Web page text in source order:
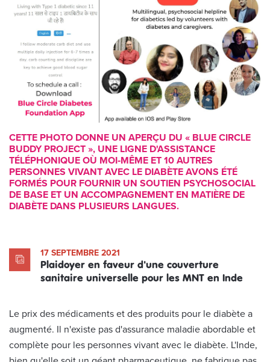
CETTE PHOTO DONNE UN APERÇU DU « BLUE CIRCLE
BUDDY PROJECT », UNE LIGNE D'ASSISTANCE
TÉLÉPHONIQUE OÙ MOI‑MÊME ET 10 AUTRES
PERSONNES VIVANT AVEC LE DIABÈTE AVONS ÉTÉ
FORMÉS POUR FOURNIR UN SOUTIEN PSYCHOSOCIAL
DE BASE ET UN ACCOMPAGNEMENT EN MATIÈRE DE
DIABÈTE DANS PLUSIEURS LANGUES.
17 SEPTEMBRE 2021
Plaidoyer en faveur d'une couverture
sanitaire universelle pour les MNT en Inde
Le prix des médicaments et des produits pour le diabète a
augmenté. Il n'existe pas d'assurance maladie abordable et
complète pour les personnes vivant avec le diabète. L'Inde,